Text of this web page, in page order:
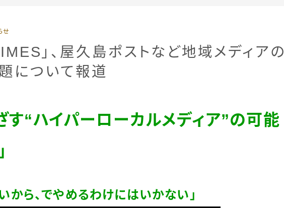
私たちについて
受賞・報道
せ
」、屋久島ポストなど地域メディアの
について報道
す“ハイパーローカルメディア”の可能
から、でやめるわけにはいかない」